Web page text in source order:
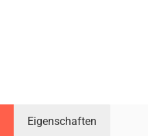
Eigenschaften